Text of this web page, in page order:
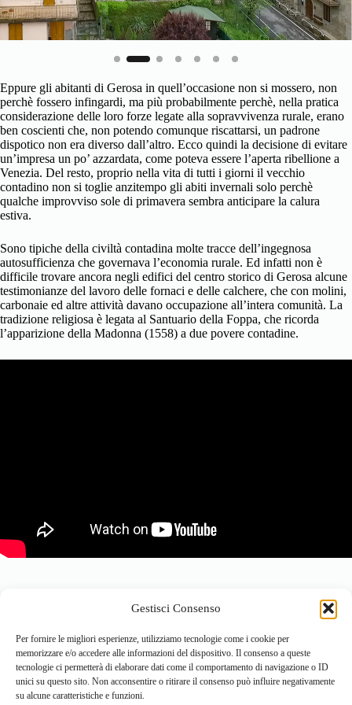
Gestisci Consenso
Per fornire le migliori esperienze, utilizziamo tecnologie come i cookie per
memorizzare e/o accedere alle informazioni del dispositivo. Il consenso a queste
tecnologie ci permetterà di elaborare dati come il comportamento di navigazione o ID
unici su questo sito. Non acconsentire o ritirare il consenso può influire negativamente
su alcune caratteristiche e funzioni.
Eppure gli abitanti di Gerosa in quell’occasione non si mossero, non
perchè fossero infingardi, ma più probabilmente perchè, nella pratica
considerazione delle loro forze legate alla sopravvivenza rurale, erano
ben coscienti che, non potendo comunque riscattarsi, un padrone
dispotico non era diverso dall’altro. Ecco quindi la decisione di evitare
un’impresa un po’ azzardata, come poteva essere l’aperta ribellione a
Venezia. Del resto, proprio nella vita di tutti i giorni il vecchio
contadino non si toglie anzitempo gli abiti invernali solo perchè
qualche improvviso sole di primavera sembra anticipare la calura
estiva.
Sono tipiche della civiltà contadina molte tracce dell’ingegnosa
autosufficienza che governava l’economia rurale. Ed infatti non è
difficile trovare ancora negli edifici del centro storico di Gerosa alcune
testimonianze del lavoro delle fornaci e delle calchere, che con molini,
carbonaie ed altre attività davano occupazione all’intera comunità. La
tradizione religiosa è legata al Santuario della Foppa, che ricorda
l’apparizione della Madonna (1558) a due povere contadine.